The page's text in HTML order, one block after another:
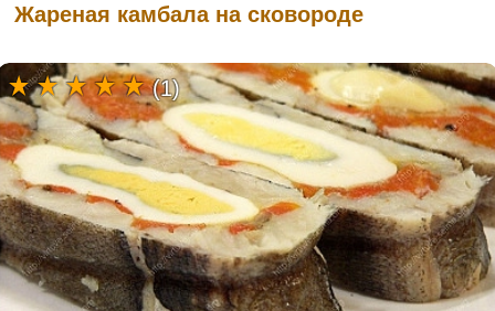
Жареная камбала на сковороде
(1)